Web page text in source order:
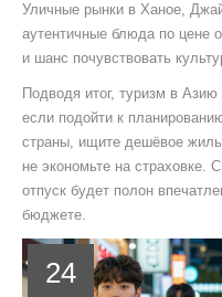
Уличные рынки в Ханое,
аутентичные блюда по цене
и шанс почувствовать
Подводя итог, туризм в
если подойти к
страны, ищите дешёвое
не экономьте на страховке.
отпуск будет полон
бюджете.
24